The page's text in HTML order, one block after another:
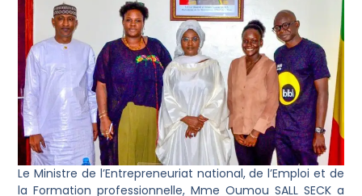
Le Ministre de l’Entrepreneuriat national, de l’Emploi et de
la Formation professionnelle, Mme Oumou SALL SECK a